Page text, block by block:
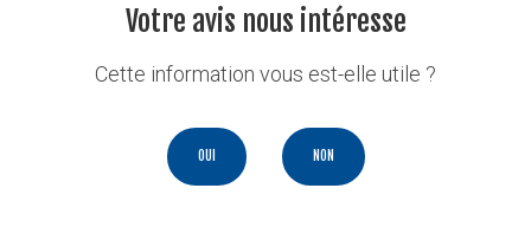
Votre avis nous intéresse
Cette information vous est-elle utile ?
OUI NON